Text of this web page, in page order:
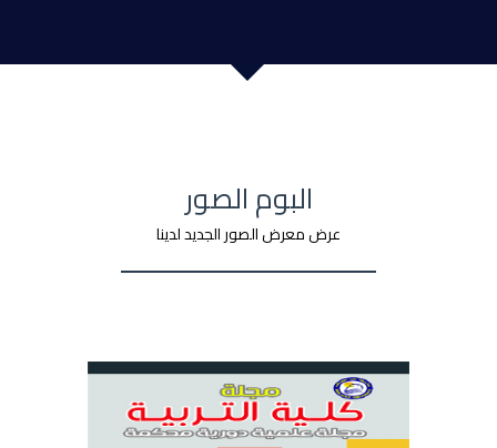
البوم الصور
عرض معرض الصور الجديد لدينا